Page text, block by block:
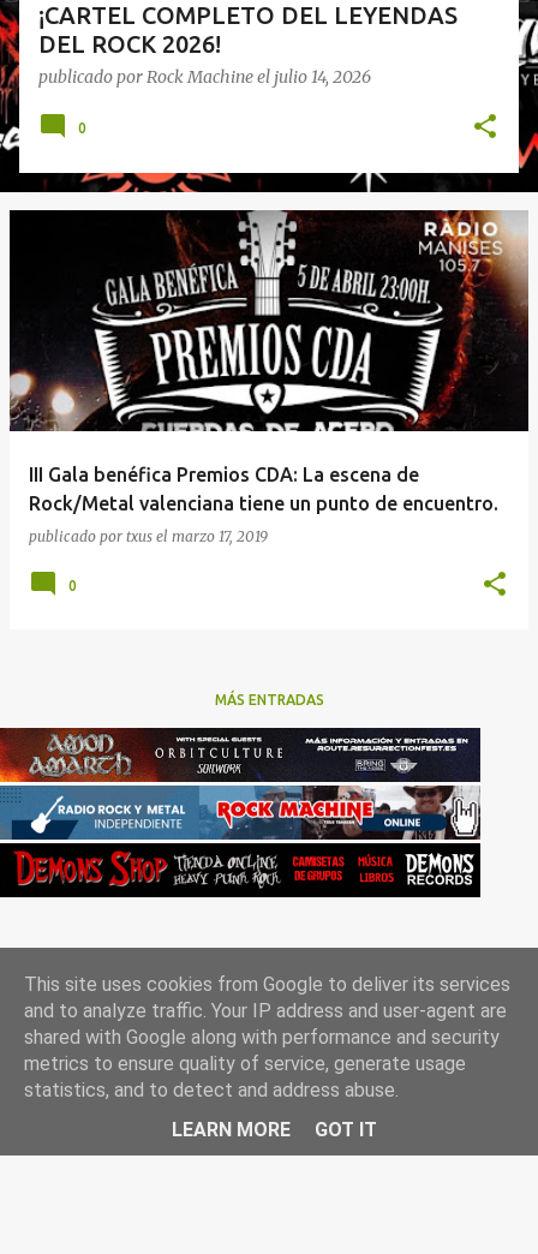
¡CARTEL COMPLETO DEL LEYENDAS
DEL ROCK 2026!
publicado porRock Machineel julio 14, 2026
0
III Gala benéfica Premios CDA: La escena de
Rock/Metal valenciana tiene un punto de encuentro.
publicado por txus el marzo 17, 2019
0
MÁS ENTRADAS
Con la tecnología de Blogger
Rockgle.es 2010-2025
This site uses cookies from Google to deliver its services
and to analyze traffic. Your IP address and user-agent are
shared with Google along with performance and security
metrics to ensure quality of service, generate usage
statistics, and to detect and address abuse.
LEARN MORE
GOT IT